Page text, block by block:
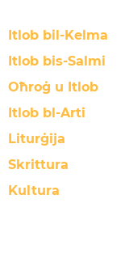
Itlob bil-Kelma
Itlob bis-Salmi
Oħroġ u Itlob
Itlob bl-Arti
Liturġija
Skrittura
Kultura